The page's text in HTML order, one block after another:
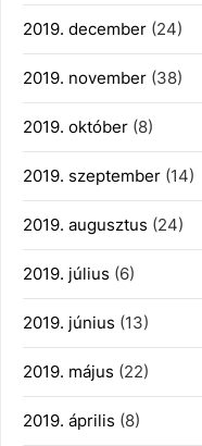
2019. december (24)
2019. november (38)
2019. október (8)
2019. szeptember (14)
2019. augusztus (24)
2019. július (6)
2019. június (13)
2019. május (22)
2019. április (8)